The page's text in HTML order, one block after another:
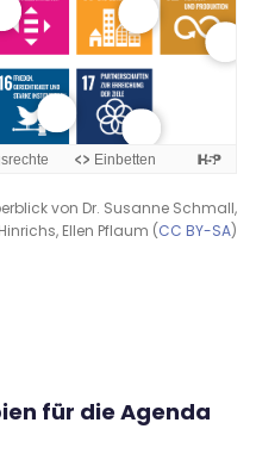
von Dr. Susanne Schmall,
Ellen Pflaum (CC BY-SA)
für die Agenda